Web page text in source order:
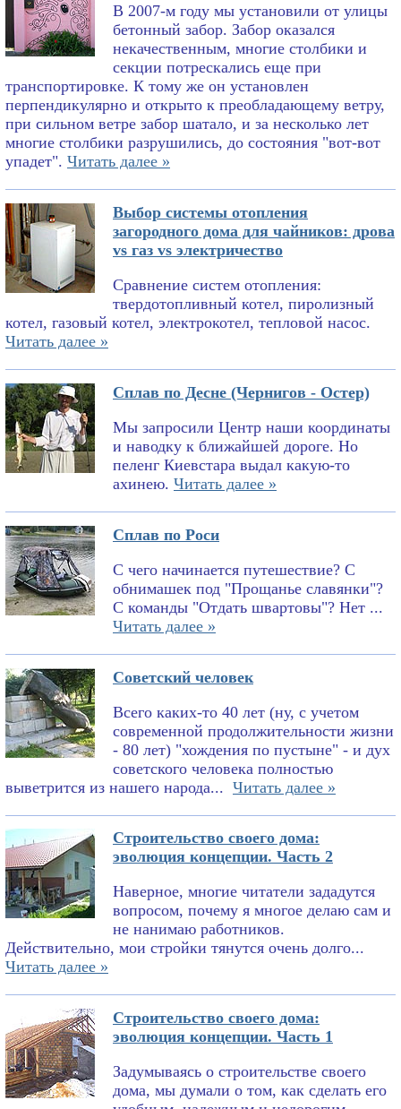
В 2007-м году мы установили от улицы
бетонный забор. Забор оказался
некачественным, многие столбики и
секции потрескались еще при
транспортировке. К тому же он установлен
перпендикулярно и открыто к преобладающему ветру,
при сильном ветре забор шатало, и за несколько лет
многие столбики разрушились, до состояния "вот-вот
упадет". Читать далее »
Выбор системы отопления
загородного дома для чайников: дрова
vs газ vs электричество
Сравнение систем отопления:
твердотопливный котел, пиролизный
котел, газовый котел, электрокотел, тепловой насос.
Читать далее »
Сплав по Десне (Чернигов - Остер)
Мы запросили Центр наши координаты
и наводку к ближайшей дороге. Но
пеленг Киевстара выдал какую-то
ахинею. Читать далее »
Сплав по Роси
С чего начинается путешествие? С
обнимашек под "Прощанье славянки"?
С команды "Отдать швартовы"? Нет ...
Читать далее »
Советский человек
Всего каких-то 40 лет (ну, с учетом
современной продолжительности жизни
- 80 лет) "хождения по пустыне" - и дух
советского человека полностью
выветрится из нашего народа... Читать далее »
Строительство своего дома:
эволюция концепции. Часть 2
Наверное, многие читатели зададутся
вопросом, почему я многое делаю сам и
не нанимаю работников.
Действительно, мои стройки тянутся очень долго...
Читать далее »
Строительство своего дома:
эволюция концепции. Часть 1
Задумываясь о строительстве своего
дома, мы думали о том, как сделать его